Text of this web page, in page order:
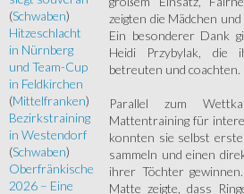
zeigten die Mädchen
Ein besonderer Dank
Heidi Przybylak, die
betreuten und coachten.
Parallel zum
Mattentraining für
konnten sie selbst
sammeln und einen
ihrer Töchter
Matte zeigte, dass
(Schwaben)
Hitzeschlacht
in Nürnberg
und Team-Cup
in Feldkirchen
(Mittelfranken)
Bezirkstraining
in Westendorf
(Schwaben)
Oberfränkische
2026 – Eine